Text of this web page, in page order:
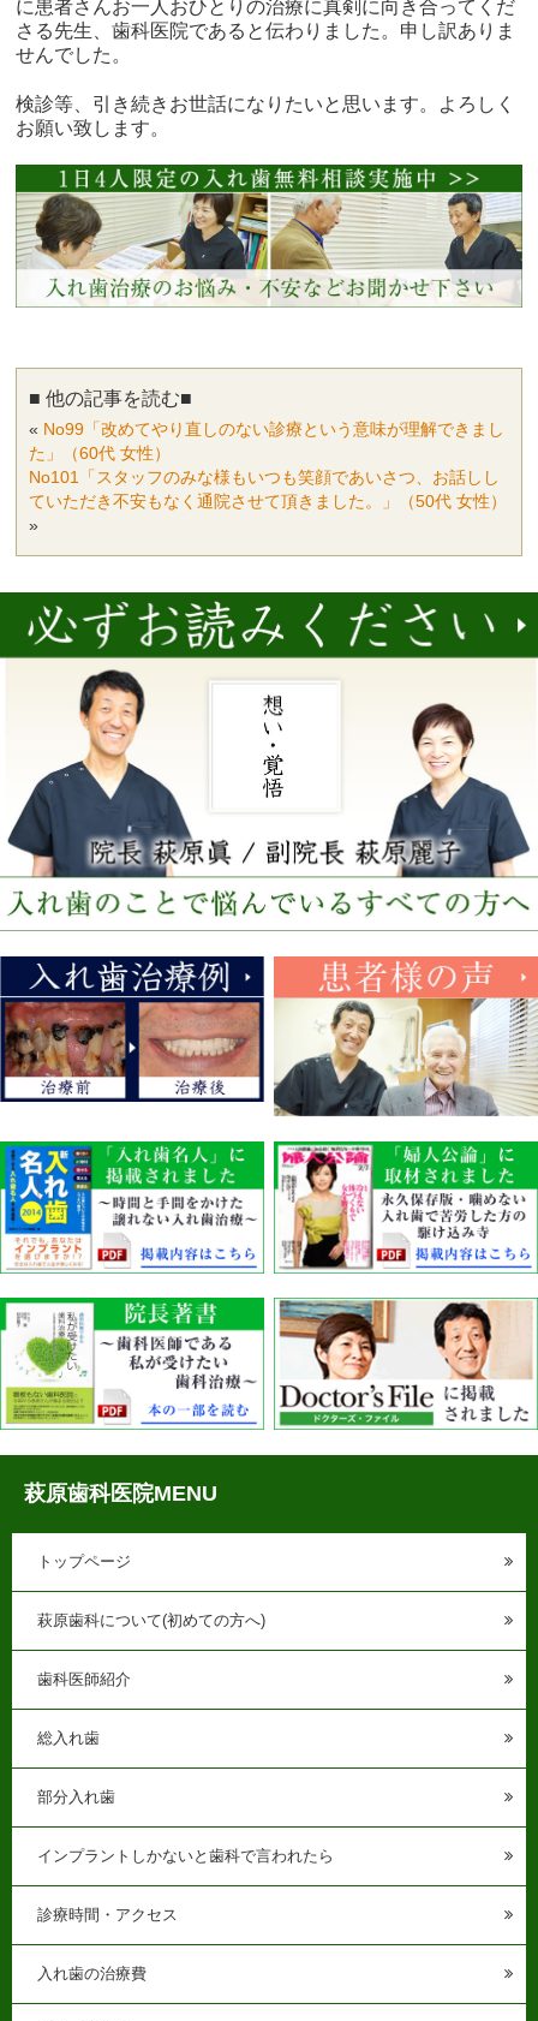
に患者さんお一人おひとりの治療に真剣に向き合ってくだ
さる先生、歯科医院であると伝わりました。申し訳ありま
せんでした。
検診等、引き続きお世話になりたいと思います。よろしく
お願い致します。
■ 他の記事を読む■
« No99「改めてやり直しのない診療という意味が理解できまし
た」（60代 女性）
No101「スタッフのみな様もいつも笑顔であいさつ、お話しし
ていただき不安もなく通院させて頂きました。」（50代 女性）
»
萩原歯科医院MENU
トップページ
萩原歯科について(初めての方へ)
歯科医師紹介
総入れ歯
部分入れ歯
インプラントしかないと歯科で言われたら
診療時間・アクセス
入れ歯の治療費